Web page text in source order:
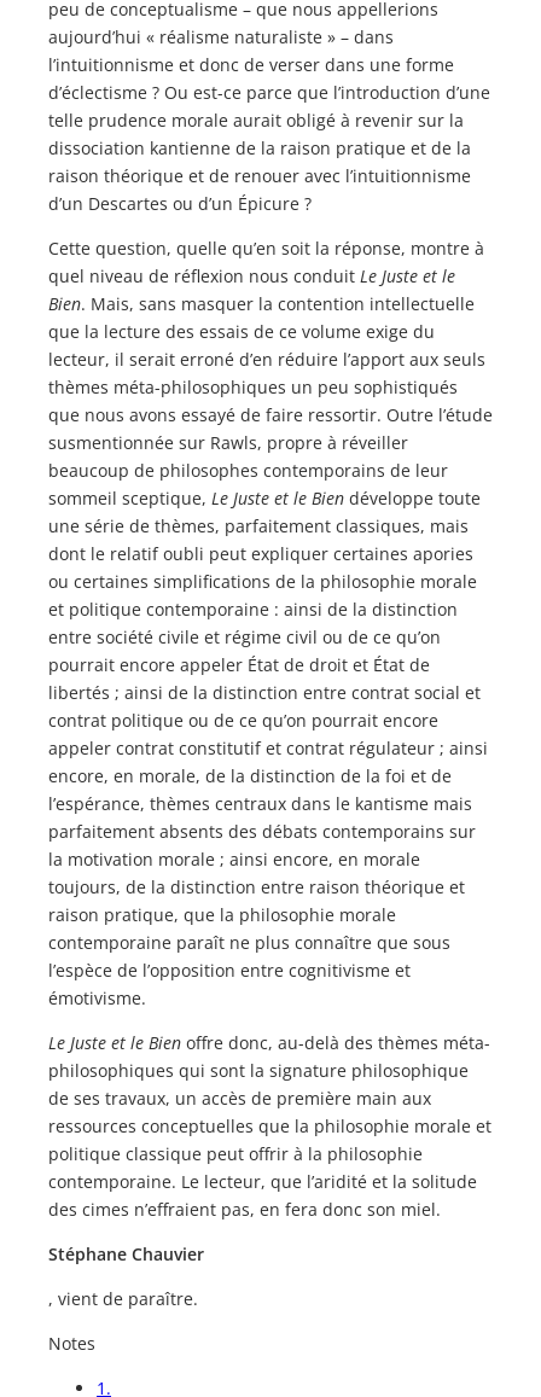
peu de conceptualisme – que nous appellerions
aujourd’hui « réalisme naturaliste » – dans
l’intuitionnisme et donc de verser dans une forme
d’éclectisme ? Ou est-ce parce que l’introduction d’une
telle prudence morale aurait obligé à revenir sur la
dissociation kantienne de la raison pratique et de la
raison théorique et de renouer avec l’intuitionnisme
d’un Descartes ou d’un Épicure ?
Cette question, quelle qu’en soit la réponse, montre à
quel niveau de réflexion nous conduit Le Juste et le
Bien. Mais, sans masquer la contention intellectuelle
que la lecture des essais de ce volume exige du
lecteur, il serait erroné d’en réduire l’apport aux seuls
thèmes méta-philosophiques un peu sophistiqués
que nous avons essayé de faire ressortir. Outre l’étude
susmentionnée sur Rawls, propre à réveiller
beaucoup de philosophes contemporains de leur
sommeil sceptique, Le Juste et le Bien développe toute
une série de thèmes, parfaitement classiques, mais
dont le relatif oubli peut expliquer certaines apories
ou certaines simplifications de la philosophie morale
et politique contemporaine : ainsi de la distinction
entre société civile et régime civil ou de ce qu’on
pourrait encore appeler État de droit et État de
libertés ; ainsi de la distinction entre contrat social et
contrat politique ou de ce qu’on pourrait encore
appeler contrat constitutif et contrat régulateur ; ainsi
encore, en morale, de la distinction de la foi et de
l’espérance, thèmes centraux dans le kantisme mais
parfaitement absents des débats contemporains sur
la motivation morale ; ainsi encore, en morale
toujours, de la distinction entre raison théorique et
raison pratique, que la philosophie morale
contemporaine paraît ne plus connaître que sous
l’espèce de l’opposition entre cognitivisme et
émotivisme.
Le Juste et le Bien offre donc, au-delà des thèmes méta-
philosophiques qui sont la signature philosophique
de ses travaux, un accès de première main aux
ressources conceptuelles que la philosophie morale et
politique classique peut offrir à la philosophie
contemporaine. Le lecteur, que l’aridité et la solitude
des cimes n’effraient pas, en fera donc son miel.
Stéphane Chauvier
, vient de paraître.
Notes
1.